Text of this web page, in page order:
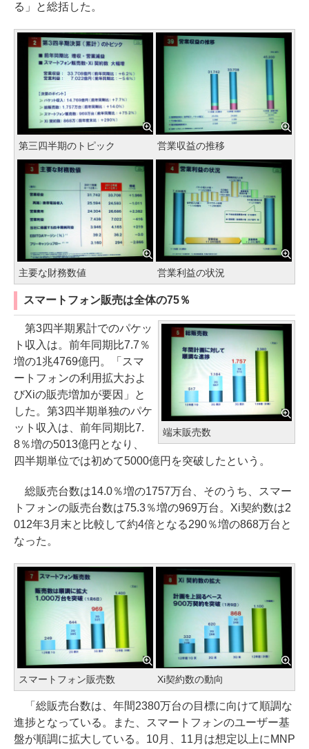
る」と総括した。
第三四半期のトピック 営業収益の推移
主要な財務数値 営業利益の状況
スマートフォン販売は全体の75％
端末販売数
第3四半期累計でのパケッ
ト収入は。前年同期比7.7％
増の1兆4769億円。「スマ
ートフォンの利用拡大およ
びXiの販売増加が要因」と
した。第3四半期単独のパケ
ット収入は、前年同期比7.
8％増の5013億円となり、
四半期単位では初めて5000億円を突破したという。
総販売台数は14.0％増の1757万台、そのうち、スマー
トフォンの販売台数は75.3％増の969万台。Xi契約数は2
012年3月末と比較して約4倍となる290％増の868万台と
なった。
スマートフォン販売数 Xi契約数の動向
「総販売台数は、年間2380万台の目標に向けて順調な
進捗となっている。また、スマートフォンのユーザー基
盤が順調に拡大している。10月、11月は想定以上にMNP